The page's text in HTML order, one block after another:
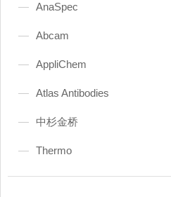
AnaSpec
Abcam
AppliChem
Atlas Antibodies
中杉金桥
Thermo